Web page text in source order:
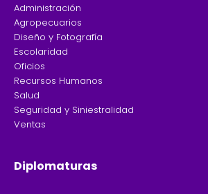
Administración
Agropecuarios
Diseño y Fotografía
Escolaridad
Oficios
Recursos Humanos
Salud
Seguridad y Siniestralidad
Ventas
Diplomaturas